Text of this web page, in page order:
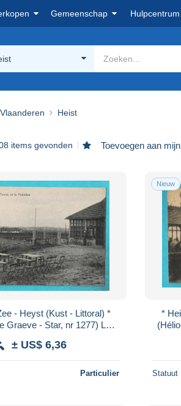
Gemeenschap Hulpcentrum
Heist
items gevonden Toevoegen aan
- Heyst (Kust - Littoral) *
Graeve - Star, nr 1277) Le
± US$ 6,36
Particulier
Nieuw
*
Statuut